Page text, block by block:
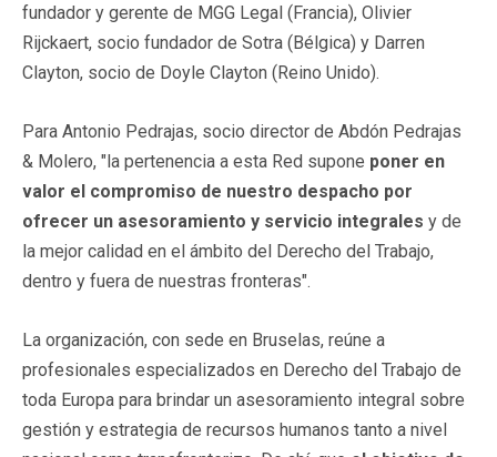
fundador y gerente de MGG Legal (Francia), Olivier
Rijckaert, socio fundador de Sotra (Bélgica) y Darren
Clayton, socio de Doyle Clayton (Reino Unido).
Para Antonio Pedrajas, socio director de Abdón Pedrajas
& Molero, "la pertenencia a esta Red supone poner en
valor el compromiso de nuestro despacho por
ofrecer un asesoramiento y servicio integrales y de
la mejor calidad en el ámbito del Derecho del Trabajo,
dentro y fuera de nuestras fronteras".
La organización, con sede en Bruselas, reúne a
profesionales especializados en Derecho del Trabajo de
toda Europa para brindar un asesoramiento integral sobre
gestión y estrategia de recursos humanos tanto a nivel